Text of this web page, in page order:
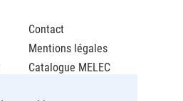
Contact
Mentions légales
Catalogue MELEC